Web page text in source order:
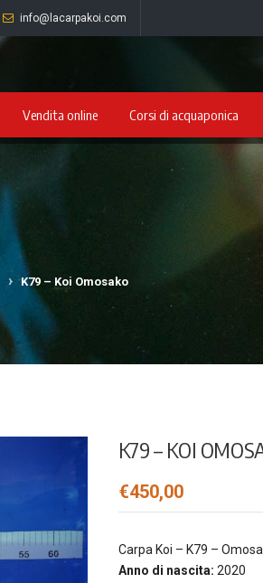
info@lacarpakoi.com
Vendita online Corsi di acquaponica
K79 – Koi Omosako
K79 – KOI
€450,00
Carpa Koi – K79 –
Anno di nascita: 2020